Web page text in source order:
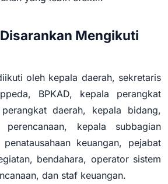
Mengikuti
oleh kepala daerah, sekretaris
BPKAD, kepala perangkat
daerah, kepala bidang,
kepala subbagian
keuangan, pejabat
bendahara, operator sistem
dan staf keuangan.